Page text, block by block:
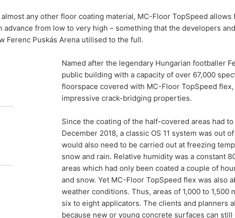
TopSpeed in
Arena
has 15,000 m² of grandstand
Floor TopSpeed flex, the flexible roll-
any other floor coating material, MC-Floor TopSpeed
advance from low to very high – something that the developers
Ferenc Puskás Arena utilised to the full.
Named after the legendary Hungarian footballer
public building with a capacity of over 67,000
floorspace covered with MC-Floor TopSpeed
impressive crack-bridging properties.
Since the coating of the half-covered areas had
December 2018, a classic OS 11 system was out
would also need to be carried out at freezing
snow and rain. Relative humidity was a constant
areas which had only been coated a couple of
and snow. Yet MC-Floor TopSpeed flex was also
weather conditions. Thus, areas of 1,000 to 1,500
six to eight applicators. The clients and planners
because new or young concrete surfaces can
podobe. Keď požadujete priamy prevod údajov na inú
- Základného nariadenia o ochrane údajov môžete od nás